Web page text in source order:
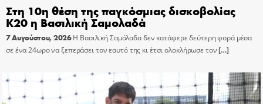
Στη 10η θέση της παγκόσμιας δισκοβολίας
Κ20 η Βασιλική Σαμολαδά
7 Αυγούστου, 2026 Η Βασιλική Σαμόλαδα δεν κατάφερε δεύτερη φορά μέσα
σε ένα 24ωρο να ξεπεράσει τον εαυτό της κι έτσι ολοκλήρωσε τον[…]